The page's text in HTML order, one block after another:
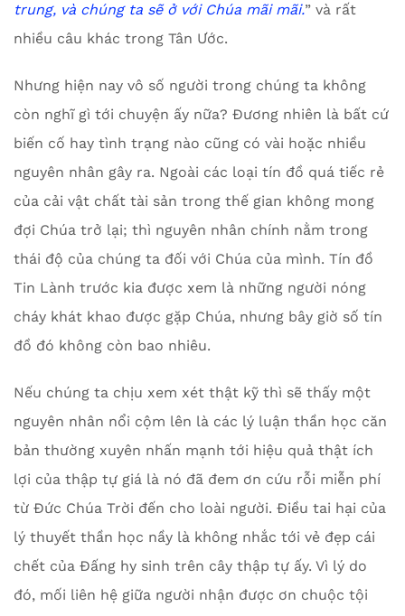
trung, và chúng ta sẽ ở với Chúa mãi mãi.” và rất
nhiều câu khác trong Tân Ước.
Nhưng hiện nay vô số người trong chúng ta không
còn nghĩ gì tới chuyện ấy nữa? Đương nhiên là bất cứ
biến cố hay tình trạng nào cũng có vài hoặc nhiều
nguyên nhân gây ra. Ngoài các loại tín đồ quá tiếc rẻ
của cải vật chất tài sản trong thế gian không mong
đợi Chúa trở lại; thì nguyên nhân chính nằm trong
thái độ của chúng ta đối với Chúa của mình. Tín đồ
Tin Lành trước kia được xem là những người nóng
cháy khát khao được gặp Chúa, nhưng bây giờ số tín
đồ đó không còn bao nhiêu.
Nếu chúng ta chịu xem xét thật kỹ thì sẽ thấy một
nguyên nhân nổi cộm lên là các lý luận thần học căn
bản thường xuyên nhấn mạnh tới hiệu quả thật ích
lợi của thập tự giá là nó đã đem ơn cứu rỗi miễn phí
từ Đức Chúa Trời đến cho loài người. Điều tai hại của
lý thuyết thần học nầy là không nhắc tới vẻ đẹp cái
chết của Đấng hy sinh trên cây thập tự ấy. Vì lý do
đó, mối liên hệ giữa người nhận được ơn chuộc tội